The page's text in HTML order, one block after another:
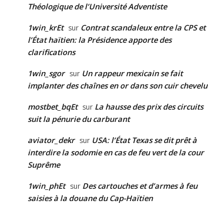
Théologique de l’Université Adventiste
1win_krEt sur Contrat scandaleux entre la CPS et
l’État haïtien: la Présidence apporte des
clarifications
1win_sgor sur Un rappeur mexicain se fait
implanter des chaînes en or dans son cuir chevelu
mostbet_bqEt sur La hausse des prix des circuits
suit la pénurie du carburant
aviator_dekr sur USA: l’État Texas se dit prêt à
interdire la sodomie en cas de feu vert de la cour
Suprême
1win_phEt sur Des cartouches et d’armes à feu
saisies à la douane du Cap-Haïtien